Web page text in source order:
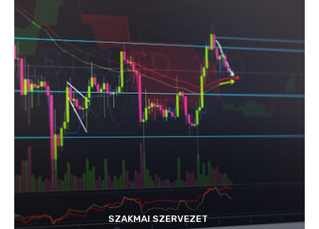
SZAKMAI SZERVEZET